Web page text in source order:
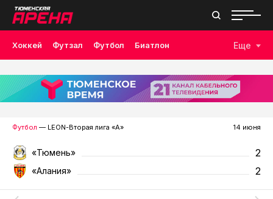
Хоккей Футзал Футбол Биатлон
Лыжные гонки Волейбол Плавание Дзюдо
Скалолазание Велоспорт Бокс
Еще
Футбол — LEON-Вторая лига «А» 14 июня
«Тюмень» 2
«Алания» 2